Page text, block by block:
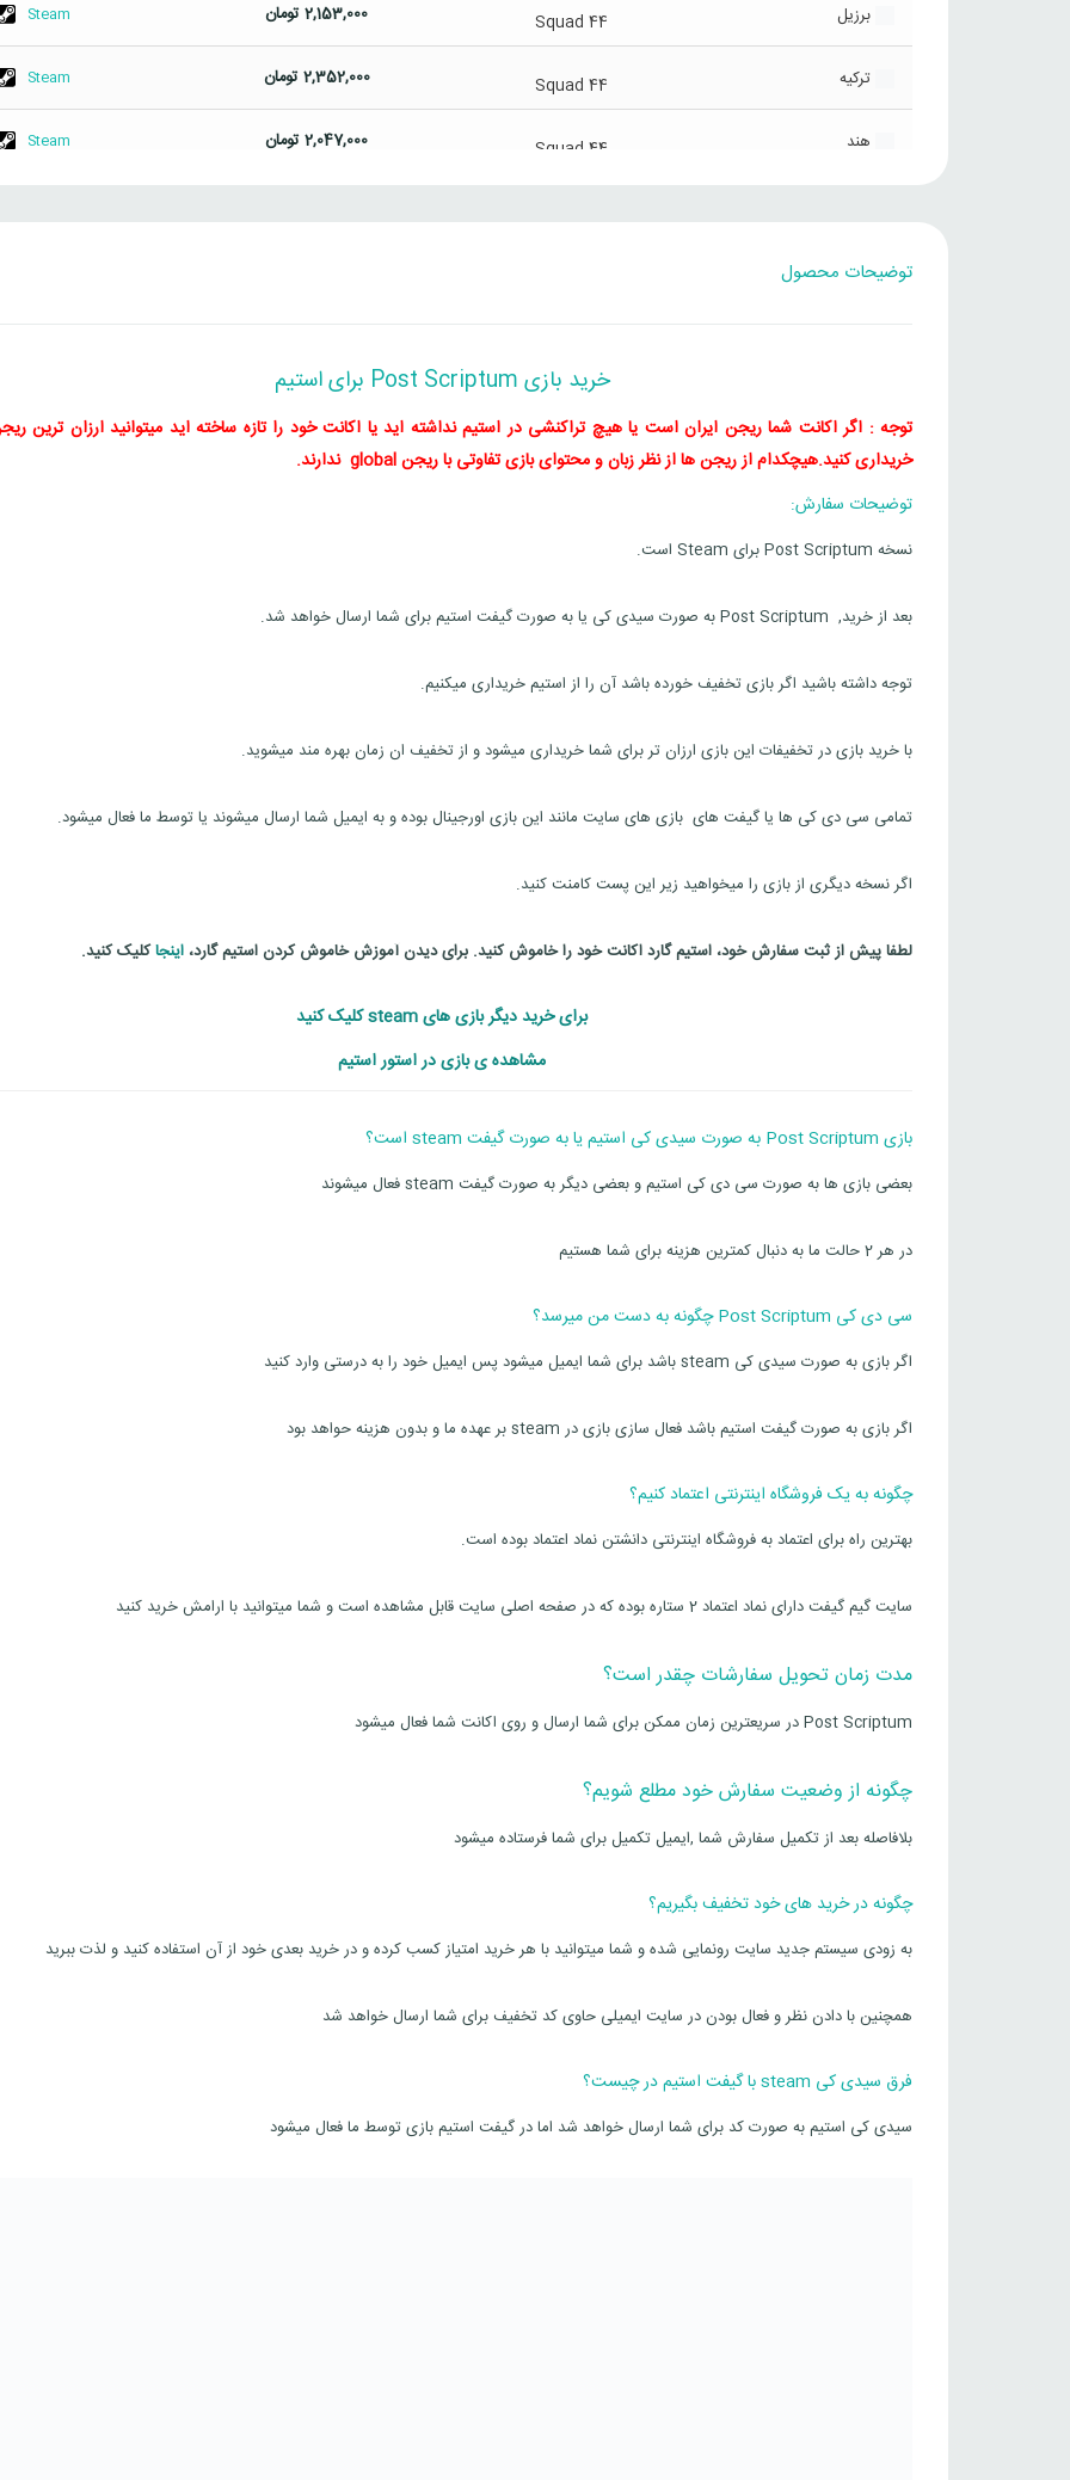
برزیل Squad 44
2,153,000تومان Steam
ترکیه Squad 44
2,352,000 تومان Steam
هند Squad 44
2,047,000تومان Steam
توضیحات محصول
خرید بازی Post Scriptum برای استیم
توجه : اگر اکانت شما ریجن ایران است یا هیچ تراکنشی در استیم نداشته اید یا اکانت خود را تازه ساخته اید میتوانید ارزان ترین
خریداری کنید.هیچکدام از ریجن ها از نظر زبان و محتوای بازی تفاوتی با ریجن global ندارند.
توضیحات سفارش:
نسخه Post Scriptum برای Steam است.
بعد از خرید, Post Scriptum به صورت سیدی کی یا به صورت گیفت استیم برای شما ارسال خواهد شد.
توجه داشته باشید اگر بازی تخفیف خورده باشد آن را از استیم خریداری میکنیم.
با خرید بازی در تخفیفات این بازی ارزان تر برای شما خریداری میشود و از تخفیف ان زمان بهره مند میشوید.
تمامی سی دی کی ها یا گیفت های بازی های سایت مانند این بازی اورجینال بوده و به ایمیل شما ارسال میشوند یا توسط ما فعال میشود.
اگر نسخه دیگری از بازی را میخواهید زیر این پست کامنت کنید.
لطفا پیش از ثبت سفارش خود، استیم گارد اکانت خود را خاموش کنید. برای دیدن آموزش خاموش کردن استیم گارد، اینجاکلیک کنید.
برای خرید دیگر بازی های steam کلیک کنید
مشاهده ی بازی در استور استیم
بازی Post Scriptum به صورت سیدی کی استیم یا به صورت گیفت steam است؟
بعضی بازی ها به صورت سی دی کی استیم و بعضی دیگر به صورت گیفت steam فعال میشوند
در هر 2 حالت ما به دنبال کمترین هزینه برای شما هستیم
سی دی کی Post Scriptum چگونه به دست من میرسد؟
اگر بازی به صورت سیدی کی steam باشد برای شما ایمیل میشود پس ایمیل خود را به درستی وارد کنید
اگر بازی به صورت گیفت استیم باشد فعال سازی بازی در steam بر عهده ما و بدون هزینه حواهد بود
چگونه به یک فروشگاه اینترنتی اعتماد کنیم؟
بهترین راه برای اعتماد به فروشگاه اینترنتی دانشتن نماد اعتماد بوده است.
سایت گیم گیفت دارای نماد اعتماد 2 ستاره بوده که در صفحه اصلی سایت قابل مشاهده است و شما میتوانید با ارامش خرید کنید
مدت زمان تحویل سفارشات چقدر است؟
Post Scriptum در سریعترین زمان ممکن برای شما ارسال و روی اکانت شما فعال میشود
چگونه از وضعیت سفارش خود مطلع شویم؟
بلافاصله بعد از تکمیل سفارش شما ,ایمیل تکمیل برای شما فرستاده میشود
چگونه در خرید های خود تخفیف بگیریم؟
به زودی سیستم جدید سایت رونمایی شده و شما میتوانید با هر خرید امتیاز کسب کرده و در خرید بعدی خود از آن استفاده کنید و لذت ببرید
همچنین با دادن نظر و فعال بودن در سایت ایمیلی حاوی کد تخفیف برای شما ارسال خواهد شد
فرق سیدی کی steam با گیفت استیم در چیست؟
سیدی کی استیم به صورت کد برای شما ارسال خواهد شد اما در گیفت استیم بازی توسط ما فعال میشود